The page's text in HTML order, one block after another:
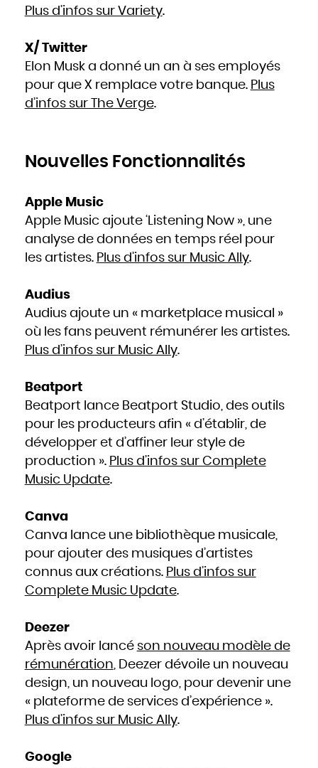
Plus d’infos sur Variety.
X/ Twitter
Elon Musk a donné un an à ses employés
pour que X remplace votre banque. Plus
d’infos sur The Verge.
Nouvelles Fonctionnalités
Apple Music
Apple Music ajoute ‘Listening Now », une
analyse de données en temps réel pour
les artistes. Plus d’infos sur Music Ally.
Audius
Audius ajoute un « marketplace musical »
où les fans peuvent rémunérer les artistes.
Plus d’infos sur Music Ally.
Beatport
Beatport lance Beatport Studio, des outils
pour les producteurs afin « d’établir, de
développer et d’affiner leur style de
production ». Plus d’infos sur Complete
Music Update.
Canva
Canva lance une bibliothèque musicale,
pour ajouter des musiques d’artistes
connus aux créations. Plus d’infos sur
Complete Music Update.
Deezer
Après avoir lancé son nouveau modèle de
rémunération, Deezer dévoile un nouveau
design, un nouveau logo, pour devenir une
« plateforme de services d’expérience ».
Plus d’infos sur Music Ally.
Google